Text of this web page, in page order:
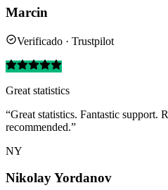
Marcin
Verificado · Trustpilot
Great statistics
“Great statistics. Fantastic support.
recommended.”
NY
Nikolay Yordanov